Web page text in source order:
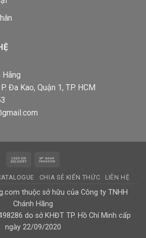
Hãng
Đa Kao, Quận 1, TP. HCM
Cash
Delivery
CHIA SẺ KIẾN THỨC LIÊN HỆ
thuộc sở hữu của Công ty TNHH
Chánh Hãng
do sở KHĐT TP. Hồ Chí Minh cấp
ngày 22/09/2020